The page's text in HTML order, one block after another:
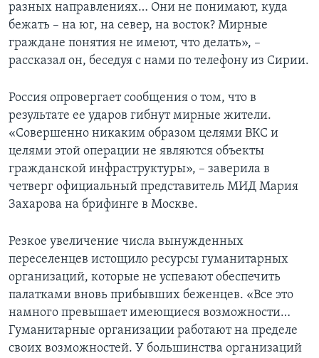
разных направлениях… Они не понимают, куда
бежать – на юг, на север, на восток? Мирные
граждане понятия не имеют, что делать», –
рассказал он, беседуя с нами по телефону из Сирии.
Россия опровергает сообщения о том, что в
результате ее ударов гибнут мирные жители.
«Совершенно никаким образом целями ВКС и
целями этой операции не являются объекты
гражданской инфраструктуры», – заверила в
четверг официальный представитель МИД Мария
Захарова на брифинге в Москве.
Резкое увеличение числа вынужденных
переселенцев истощило ресурсы гуманитарных
организаций, которые не успевают обеспечить
палатками вновь прибывших беженцев. «Все это
намного превышает имеющиеся возможности…
Гуманитарные организации работают на пределе
своих возможностей. У большинства организаций